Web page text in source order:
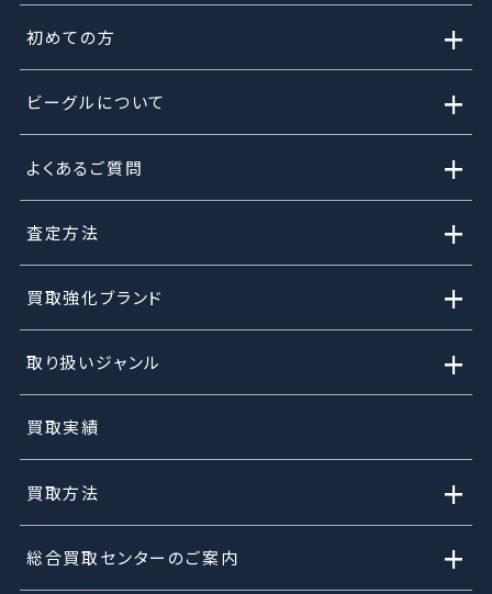
初めての方 +
ビーグルについて +
よくあるご質問 +
査定方法 +
買取強化ブランド +
取り扱いジャンル +
買取実績
買取方法 +
総合買取センターのご案内 +